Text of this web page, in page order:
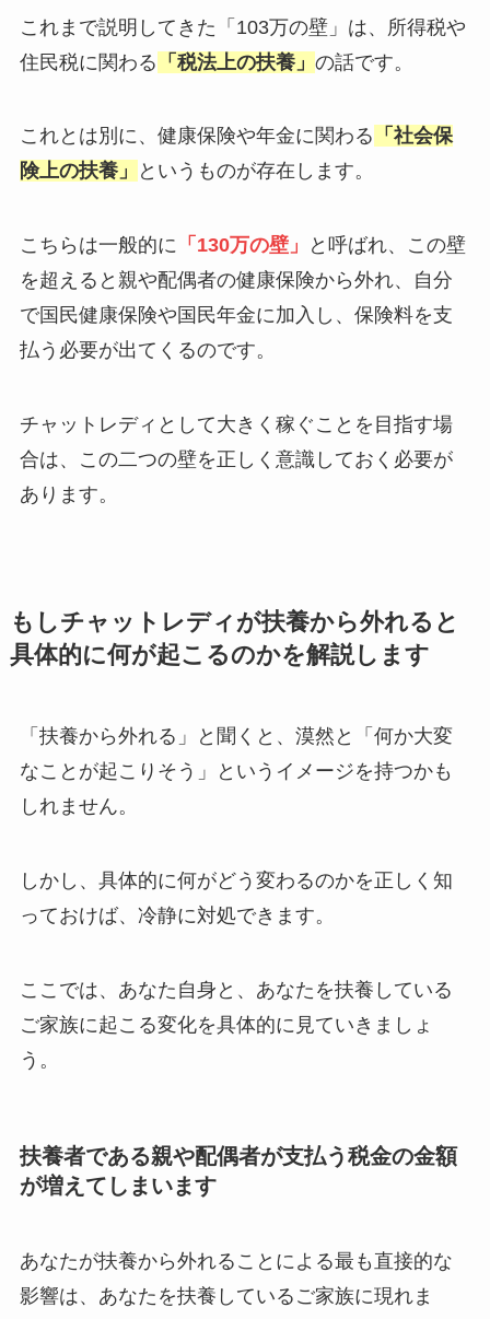
これまで説明してきた「103万の壁」は、所得税や
住民税に関わる 「税法上の扶養」 の話です。
これとは別に、健康保険や年金に関わる 「社会保
険上の扶養」
というものが存在します。
こちらは一般的に 「130万の壁」
と呼ばれ、この壁
を超えると親や配偶者の健康保険から外れ、自分
で国民健康保険や国民年金に加入し、保険料を支
払う必要が出てくるのです。
チャットレディとして大きく稼ぐことを目指す場
合は、この二つの壁を正しく意識しておく必要が
あります。
もしチャットレディが扶養から外れると
具体的に何が起こるのかを解説します
「扶養から外れる」と聞くと、漠然と「何か大変
なことが起こりそう」というイメージを持つかも
しれません。
しかし、具体的に何がどう変わるのかを正しく知
っておけば、冷静に対処できます。
ここでは、あなた自身と、あなたを扶養している
ご家族に起こる変化を具体的に見ていきましょ
う。
扶養者である親や配偶者が支払う税金の金額
が増えてしまいます
あなたが扶養から外れることによる最も直接的な
影響は、あなたを扶養しているご家族に現れま